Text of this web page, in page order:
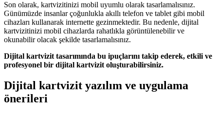
Son olarak, kartvizitinizi mobil uyumlu olarak tasarlamalısınız.
Günümüzde insanlar çoğunlukla akıllı telefon ve tablet gibi mobil
cihazları kullanarak internette gezinmektedir. Bu nedenle, dijital
kartvizitinizi mobil cihazlarda rahatlıkla görüntülenebilir ve
okunabilir olacak şekilde tasarlamalısınız.
Dijital kartvizit tasarımında bu ipuçlarını takip ederek, etkili ve
profesyonel bir dijital kartvizit oluşturabilirsiniz.
Dijital kartvizit yazılım ve uygulama
önerileri